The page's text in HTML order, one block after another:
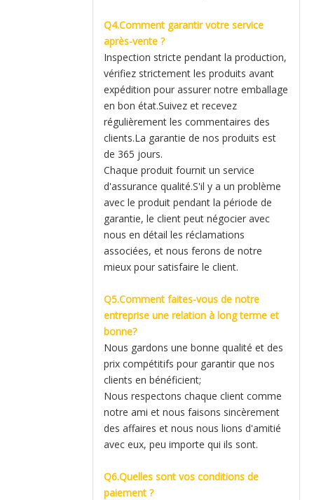
Q4.Comment garantir votre service
après-vente ?
Inspection stricte pendant la production,
vérifiez strictement les produits avant
expédition pour assurer notre emballage
en bon état.Suivez et recevez
régulièrement les commentaires des
clients.La garantie de nos produits est
de 365 jours.
Chaque produit fournit un service
d'assurance qualité.S'il y a un problème
avec le produit pendant la période de
garantie, le client peut négocier avec
nous en détail les réclamations
associées, et nous ferons de notre
mieux pour satisfaire le client.
Q5.Comment faites-vous de notre
entreprise une relation à long terme et
bonne?
Nous gardons une bonne qualité et des
prix compétitifs pour garantir que nos
clients en bénéficient;
Nous respectons chaque client comme
notre ami et nous faisons sincèrement
des affaires et nous nous lions d'amitié
avec eux, peu importe qui ils sont.
Q6.Quelles sont vos conditions de
paiement ?